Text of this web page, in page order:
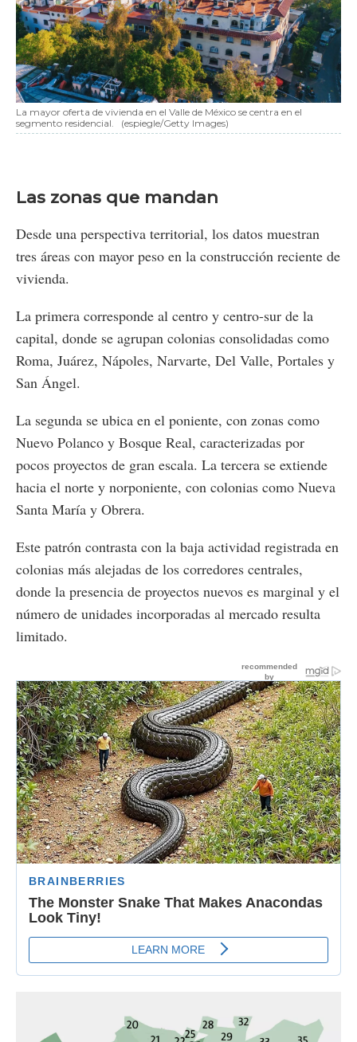
La mayor oferta de vivienda en el Valle de México se centra en el
segmento residencial.
(espiegle/Getty Images)
Las zonas que mandan
Desde una perspectiva territorial, los datos muestran
tres áreas con mayor peso en la construcción reciente de
vivienda.
La primera corresponde al centro y centro-sur de la
capital, donde se agrupan colonias consolidadas como
Roma, Juárez, Nápoles, Narvarte, Del Valle, Portales y
San Ángel.
La segunda se ubica en el poniente, con zonas como
Nuevo Polanco y Bosque Real, caracterizadas por
pocos proyectos de gran escala. La tercera se extiende
hacia el norte y norponiente, con colonias como Nueva
Santa María y Obrera.
Este patrón contrasta con la baja actividad registrada en
colonias más alejadas de los corredores centrales,
donde la presencia de proyectos nuevos es marginal y el
número de unidades incorporadas al mercado resulta
limitado.